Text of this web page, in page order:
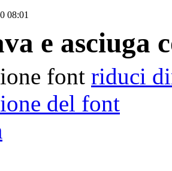
08:01
e asciuga
font riduci
del font